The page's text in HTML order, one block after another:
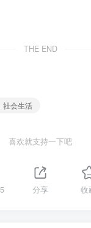
THE END
社会生活
喜欢就支持一下吧
分享 收